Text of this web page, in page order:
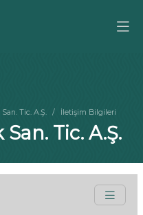
Tic. A.Ş. İletişim Bilgileri
Tic. A.Ş.